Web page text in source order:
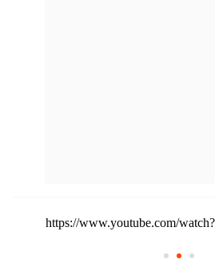
https://www.youtube.com/